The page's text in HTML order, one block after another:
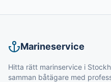
Marineservice
Hitta rätt marinservice i
samman båtägare med